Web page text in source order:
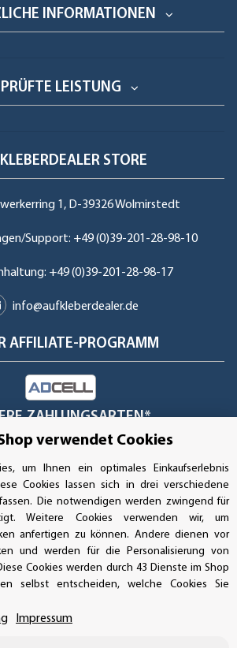
INFORMATIONEN
LEISTUNG
STORE
1, D-39326 Wolmirstedt
Support: +49 (0)39-201-28-98-10
+49 (0)39-201-28-98-17
info@aufkleberdealer.de
AFFILIATE-PROGRAMM
ZAHLUNGSARTEN*
SSL-Verschlüsselung
verwendet Cookies
um Ihnen ein optimales Einkaufserlebnis
Cookies lassen sich in drei verschiedene
Die notwendigen werden zwingend für
Weitere Cookies verwenden wir, um
anfertigen zu können. Andere dienen vor
und werden für die Personalisierung von
Cookies werden durch 43 Dienste im Shop
selbst entscheiden, welche Cookies Sie
Impressum